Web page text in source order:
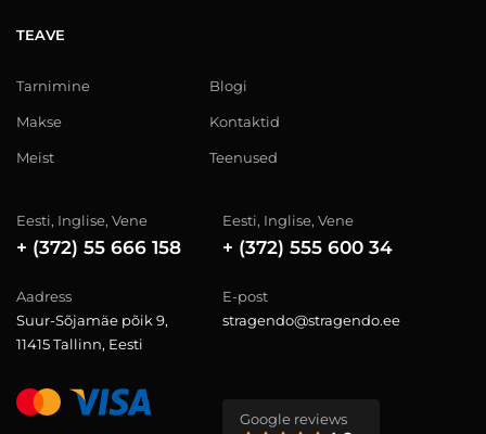
TEAVE
Tarnimine
Makse
Meist
Blogi
Kontaktid
Teenused
Eesti, Inglise, Vene
+ (372) 55 666 158
Eesti, Inglise, Vene
+ (372) 555 600 34
Aadress
Suur-Sõjamäe põik 9,
11415 Tallinn, Eesti
E-post
stragendo@stragendo.ee
Google reviews